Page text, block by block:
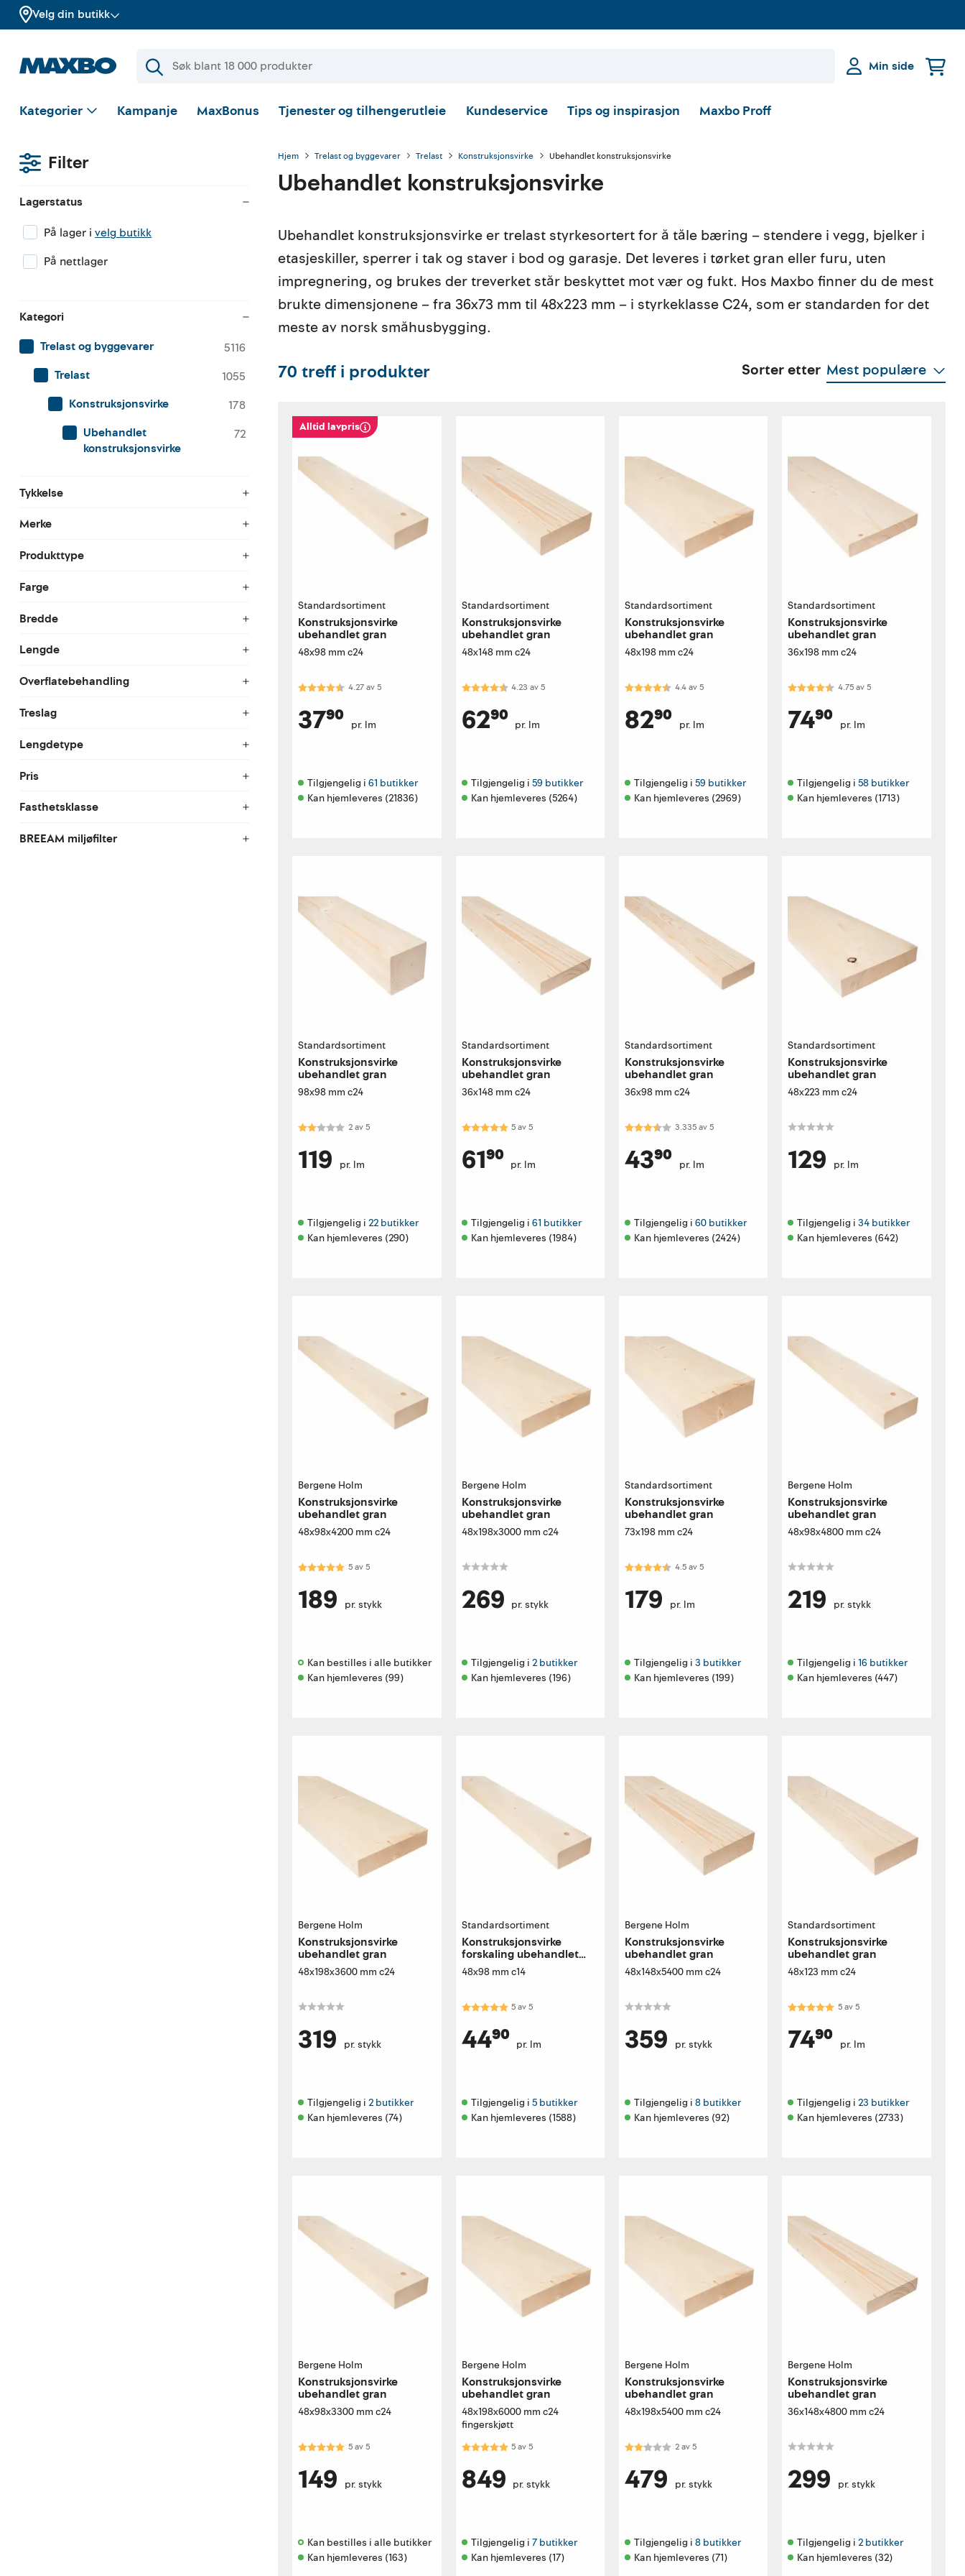
Velg din butikk
Min side
Kategorier Kampanje MaxBonus Tjenester og tilhengerutleie Kundeservice Tips og inspirasjon Maxbo Proff
Filter
Lagerstatus
På lager ivelg butikk
På nettlager
Kategori
Trelast og byggevarer
5116
Trelast
1055
Konstruksjonsvirke
178
Ubehandlet
konstruksjonsvirke
72
Tykkelse
Merke
Produkttype
Farge
Bredde
Lengde
Overflatebehandling
Treslag
Lengdetype
Pris
Fasthetsklasse
BREEAM miljøfilter
Hjem Trelast og byggevarer Trelast Konstruksjonsvirke Ubehandlet konstruksjonsvirke
Ubehandlet konstruksjonsvirke
Ubehandlet konstruksjonsvirke er trelast styrkesortert for å tåle bæring – stendere i vegg, bjelker i
etasjeskiller, sperrer i tak og staver i bod og garasje. Det leveres i tørket gran eller furu, uten
impregnering, og brukes der treverket står beskyttet mot vær og fukt. Hos Maxbo finner du de mest
brukte dimensjonene – fra 36x73 mm til 48x223 mm – i styrkeklasse C24, som er standarden for det
meste av norsk småhusbygging.
70 treff i produkter Sorter etter Mest populære
Alltid lavpris
Standardsortiment
Konstruksjonsvirke
ubehandlet gran
48x98 mm c24
Karakter:4.3 av 5 mulige
4.27av5
37⁹⁰ pr. lm
Tilgjengelig i 61 butikker
Kan hjemleveres (21836)
Standardsortiment
Konstruksjonsvirke
ubehandlet gran
48x148 mm c24
Karakter:4.2 av 5 mulige
4.23 av5
62⁹⁰ pr. lm
Tilgjengelig i 59 butikker
Kan hjemleveres (5264)
Standardsortiment
Konstruksjonsvirke
ubehandlet gran
48x198 mm c24
Karakter:4.4 av 5 mulige
4.4av5
82⁹⁰ pr. lm
Tilgjengelig i 59 butikker
Kan hjemleveres (2969)
Standardsortiment
Konstruksjonsvirke
ubehandlet gran
36x198 mm c24
Karakter:4.8 av 5 mulige
4.75av5
74⁹⁰ pr. lm
Tilgjengelig i 58 butikker
Kan hjemleveres (1713)
Standardsortiment
Konstruksjonsvirke
ubehandlet gran
98x98 mm c24
Karakter:2.0 av 5 mulige
2av5
119 pr. lm
Tilgjengelig i 22 butikker
Kan hjemleveres (290)
Standardsortiment
Konstruksjonsvirke
ubehandlet gran
36x148 mm c24
Karakter:5.0 av 5 mulige
5av5
61⁹⁰ pr. lm
Tilgjengelig i 61 butikker
Kan hjemleveres (1984)
Standardsortiment
Konstruksjonsvirke
ubehandlet gran
36x98 mm c24
Karakter:3.3 av 5 mulige
3.335av5
43⁹⁰ pr. lm
Tilgjengelig i 60 butikker
Kan hjemleveres (2424)
Standardsortiment
Konstruksjonsvirke
ubehandlet gran
48x223 mm c24
129 pr. lm
Tilgjengelig i 34 butikker
Kan hjemleveres (642)
Bergene Holm
Konstruksjonsvirke
ubehandlet gran
48x98x4200 mm c24
Karakter:5.0 av 5 mulige
5av5
189 pr. stykk
Kan bestilles i alle butikker
Kan hjemleveres (99)
Bergene Holm
Konstruksjonsvirke
ubehandlet gran
48x198x3000 mm c24
269 pr. stykk
Tilgjengelig i 2 butikker
Kan hjemleveres (196)
Standardsortiment
Konstruksjonsvirke
ubehandlet gran
73x198 mm c24
Karakter:4.5 av 5 mulige
4.5av5
179 pr. lm
Tilgjengelig i 3 butikker
Kan hjemleveres (199)
Bergene Holm
Konstruksjonsvirke
ubehandlet gran
48x98x4800 mm c24
219 pr. stykk
Tilgjengelig i 16 butikker
Kan hjemleveres (447)
Bergene Holm
Konstruksjonsvirke
ubehandlet gran
48x198x3600 mm c24
319 pr. stykk
Tilgjengelig i 2 butikker
Kan hjemleveres (74)
Standardsortiment
Konstruksjonsvirke
forskaling ubehandlet
gran/furu
48x98 mm c14
Karakter:5.0 av 5 mulige
5av5
44⁹⁰ pr. lm
Tilgjengelig i 5 butikker
Kan hjemleveres (1588)
Bergene Holm
Konstruksjonsvirke
ubehandlet gran
48x148x5400 mm c24
359 pr. stykk
Tilgjengelig i 8 butikker
Kan hjemleveres (92)
Standardsortiment
Konstruksjonsvirke
ubehandlet gran
48x123 mm c24
Karakter:5.0 av 5 mulige
5av5
74⁹⁰ pr. lm
Tilgjengelig i 23 butikker
Kan hjemleveres (2733)
Bergene Holm
Konstruksjonsvirke
ubehandlet gran
48x98x3300 mm c24
Karakter:5.0 av 5 mulige
5av5
149 pr. stykk
Kan bestilles i alle butikker
Kan hjemleveres (163)
Bergene Holm
Konstruksjonsvirke
ubehandlet gran
48x198x6000 mm c24
fingerskjøtt
Karakter:5.0 av 5 mulige
5av5
849 pr. stykk
Tilgjengelig i 7 butikker
Kan hjemleveres (17)
Bergene Holm
Konstruksjonsvirke
ubehandlet gran
48x198x5400 mm c24
Karakter:2.0 av 5 mulige
2av5
479 pr. stykk
Tilgjengelig i 8 butikker
Kan hjemleveres (71)
Bergene Holm
Konstruksjonsvirke
ubehandlet gran
36x148x4800 mm c24
299 pr. stykk
Tilgjengelig i 2 butikker
Kan hjemleveres (32)